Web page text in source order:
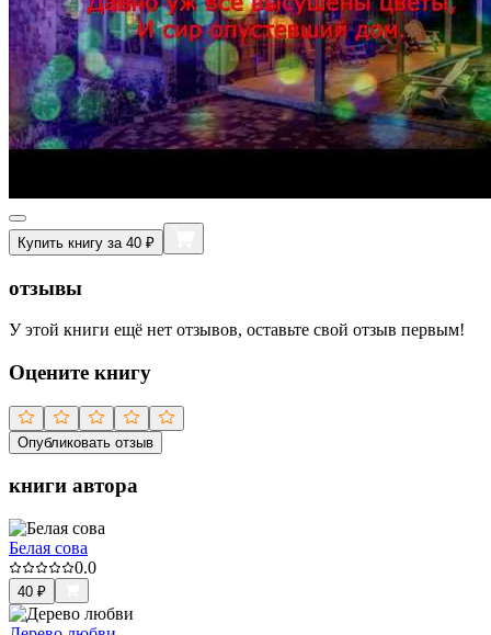
Купить книгу за 40 ₽
отзывы
У этой книги ещё нет отзывов, оставьте свой отзыв первым!
Оцените книгу
Опубликовать отзыв
книги автора
Белая сова
0.0
40 ₽